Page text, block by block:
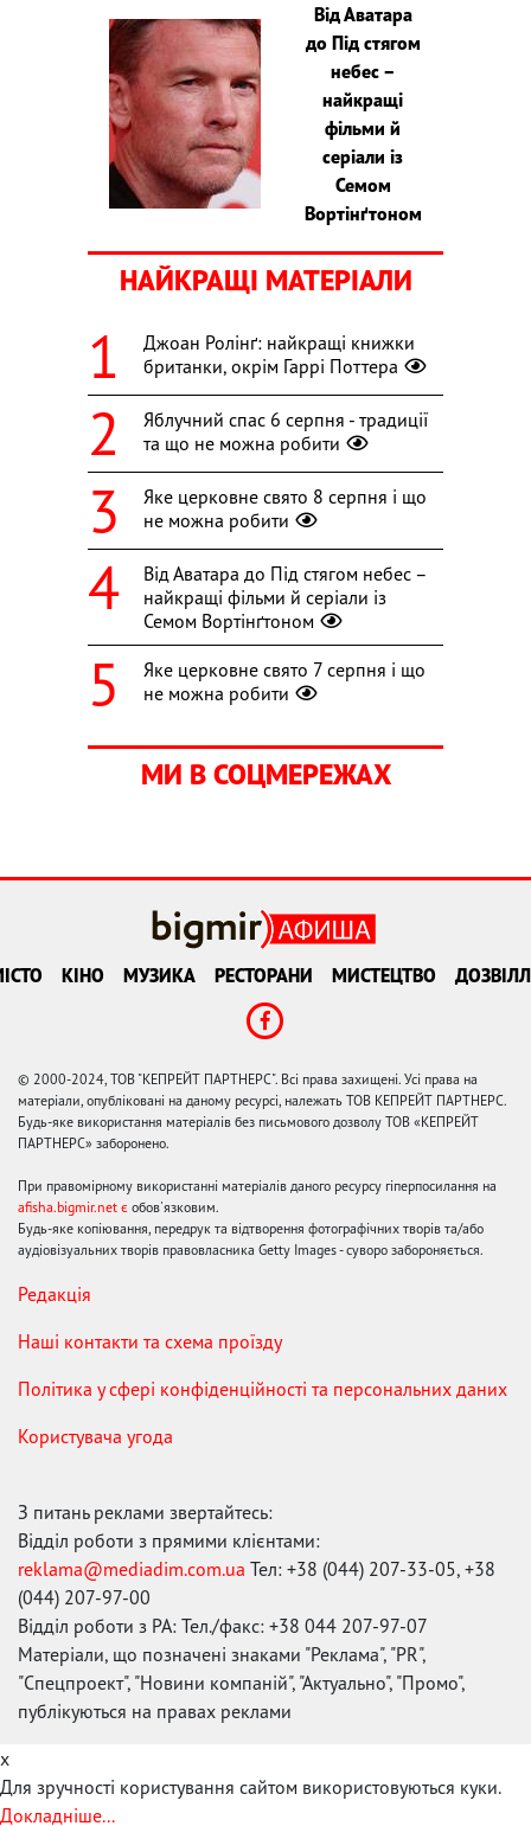
Від Аватара
до Під стягом
небес –
найкращі
фільми й
серіали із
Семом
Вортінґтоном
НАЙКРАЩІ МАТЕРІАЛИ
Джоан Ролінґ: найкращі книжки
британки, окрім Гаррі Поттера
Яблучний спас 6 серпня - традиції
та що не можна робити
Яке церковне свято 8 серпня і що
не можна робити
Від Аватара до Під стягом небес –
найкращі фільми й серіали із
Семом Вортінґтоном
Яке церковне свято 7 серпня і що
не можна робити
МИ В СОЦМЕРЕЖАХ
КІНО МУЗИКА РЕСТОРАНИ МИСТЕЦТВО
© 2000-2024, ТОВ "КЕПРЕЙТ ПАРТНЕРС". Всі права захищені. Усі права на
матеріали, опубліковані на даному ресурсі, належать ТОВ КЕПРЕЙТ ПАРТНЕРС.
Будь-яке використання матеріалів без письмового дозволу ТОВ «КЕПРЕЙТ
ПАРТНЕРС» заборонено.
При правомірному використанні матеріалів даного ресурсу гіперпосилання на
afisha.bigmir.net є обов'язковим.
Будь-яке копіювання, передрук та відтворення фотографічних творів та/або
аудіовізуальних творів правовласника Getty Images - суворо забороняється.
Редакція
Наші контакти та схема проїзду
Політика у сфері конфіденційності та персональних даних
Користувача угода
З питань реклами звертайтесь:
Відділ роботи з прямими клієнтами:
reklama@mediadim.com.ua Тел: +38 (044) 207-33-05, +38
(044) 207-97-00
Відділ роботи з РА: Тел./факс: +38 044 207-97-07
Матеріали, що позначені знаками "Реклама", "PR",
"Спецпроект", "Новини компаній", "Актуально", "Промо",
публікуються на правах реклами
x
Для зручності користування сайтом використовуються куки.
Докладніше...